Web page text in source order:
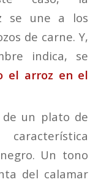
se une a los
de carne. Y,
indica, se
el arroz en el
un plato de
Un tono
del calamar